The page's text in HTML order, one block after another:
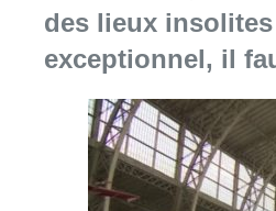
des lieux insolites
exceptionnel, il